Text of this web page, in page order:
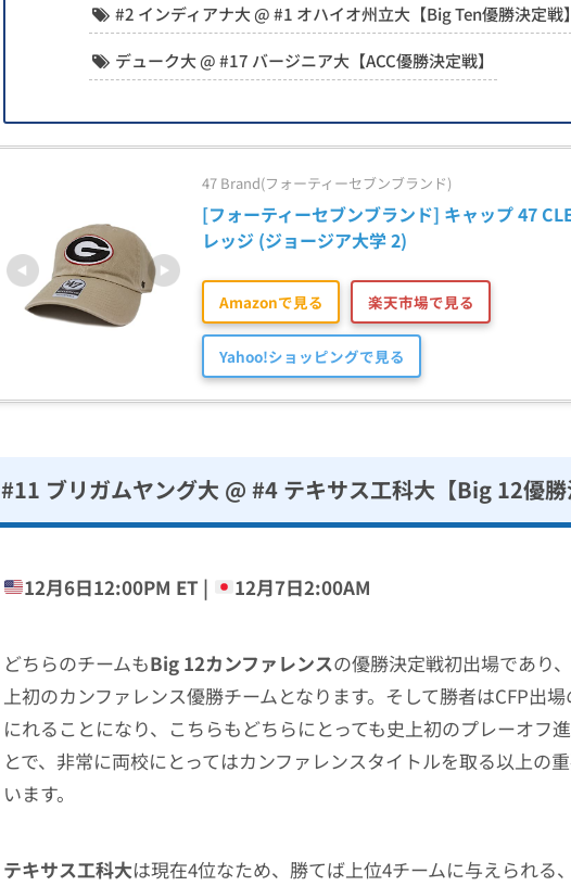
#2 インディアナ大 @ #1 オハイオ州立大【Big Ten優勝決定戦】
デューク大 @ #17 バージニア大【ACC優勝決定戦】
47 Brand(フォーティーセブンブランド)
[フォーティーセブンブランド] キャップ 47
レッジ (ジョージア大学 2)
Amazonで見る 楽天市場で見る
Yahoo!ショッピングで見る
#11 ブリガムヤング大 @ #4 テキサス工科大【Big 12優勝
12月6日12:00PM ET | 12月7日2:00AM
どちらのチームもBig 12カンファレンスの優勝決定戦初出場であり
上初のカンファレンス優勝チームとなります。そして勝者はCFP出
にれることになり、こちらもどちらにとっても史上初のプレーオフ
とで、非常に両校にとってはカンファレンスタイトルを取る以上の
います。
テキサス工科大は現在4位なため、勝てば上位4チームに与えられる